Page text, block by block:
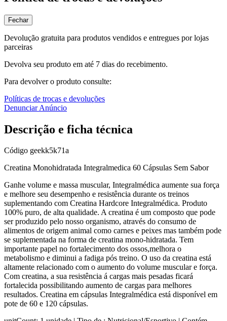
Fechar
Devolução gratuita para produtos vendidos e entregues por lojas
parceiras
Devolva seu produto em até 7 dias do recebimento.
Para devolver o produto consulte:
Políticas de trocas e devoluções
Denunciar Anúncio
Descrição e ficha técnica
Código geekk5k71a
Creatina Monohidratada Integralmedica 60 Cápsulas Sem Sabor
Ganhe volume e massa muscular, Integralmédica aumente sua força
e melhore seu desempenho e resistência durante os treinos
suplementando com Creatina Hardcore Integralmédica. Produto
100% puro, de alta qualidade. A creatina é um composto que pode
ser produzido pelo nosso organismo, através do consumo de
alimentos de origem animal como carnes e peixes mas também pode
se suplementada na forma de creatina mono-hidratada. Tem
importante papel no fortalecimento dos ossos,melhora o
metabolismo e diminui a fadiga pós treino. O uso da creatina está
altamente relacionado com o aumento do volume muscular e força.
Com creatina, a sua resistência á cargas mais pesadas ficará
fortalecida possibilitando aumento de cargas para melhores
resultados. Creatina em cápsulas Integralmédica está disponível em
pote de 60 e 120 cápsulas.